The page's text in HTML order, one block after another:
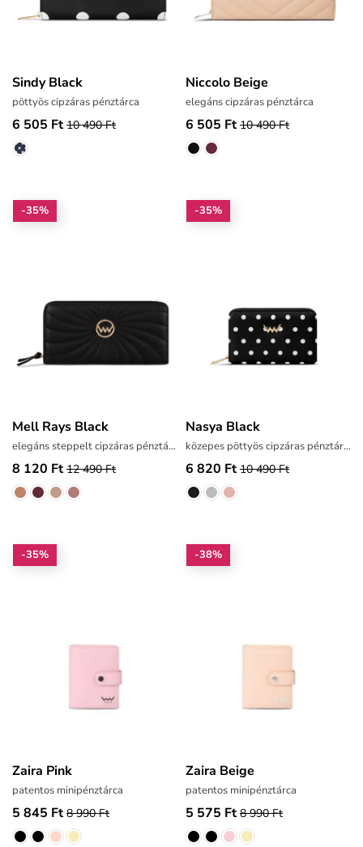
Sindy Black
pöttyös cipzáras pénztárca
6 505 Ft 10 490 Ft
Niccolo Beige
elegáns cipzáras pénztárca
6 505 Ft 10 490 Ft
-35%
Mell Rays Black
elegáns steppelt cipzáras pénztárca
8 120 Ft 12 490 Ft
-35%
Nasya Black
közepes pöttyös cipzáras pénztárca
6 820 Ft 10 490 Ft
-35%
Zaira Pink
patentos minipénztárca
5 845 Ft 8 990 Ft
-38%
Zaira Beige
patentos minipénztárca
5 575 Ft 8 990 Ft